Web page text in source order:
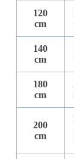
120
cm
140
cm
180
cm
200
cm